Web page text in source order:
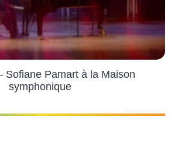
Sofiane Pamart à la Maison
symphonique